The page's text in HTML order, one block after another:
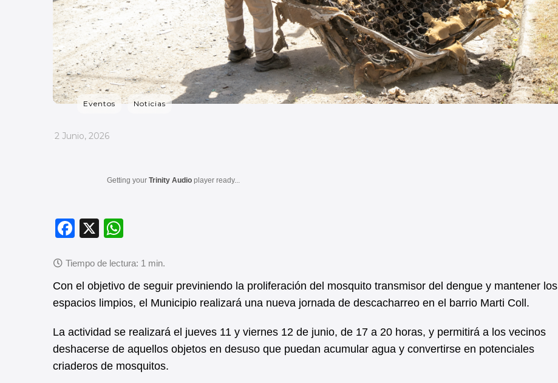
Eventos Noticias
_
2 Junio, 2026
Getting your Trinity Audio player ready...
F
c
e
b
o
o
k
X
at
s
A
p
p
Con el objetivo de seguir previniendo la proliferación del mosquito transmisor del dengue y mantener los
espacios limpios, el Municipio realizará una nueva jornada de descacharreo en el barrio Marti Coll.
La actividad se realizará el jueves 11 y viernes 12 de junio, de 17 a 20 horas, y permitirá a los vecinos
deshacerse de aquellos objetos en desuso que puedan acumular agua y convertirse en potenciales
criaderos de mosquitos.